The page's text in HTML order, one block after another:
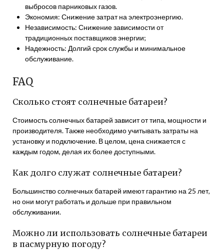
выбросов парниковых газов.
Экономия: Снижение затрат на электроэнергию.
Независимость: Снижение зависимости от
традиционных поставщиков энергии;
Надежность: Долгий срок службы и минимальное
обслуживание.
FAQ
Сколько стоят солнечные батареи?
Стоимость солнечных батарей зависит от типа, мощности и
производителя. Также необходимо учитывать затраты на
установку и подключение. В целом, цена снижается с
каждым годом, делая их более доступными.
Как долго служат солнечные батареи?
Большинство солнечных батарей имеют гарантию на 25 лет,
но они могут работать и дольше при правильном
обслуживании.
Можно ли использовать солнечные батареи
в пасмурную погоду?